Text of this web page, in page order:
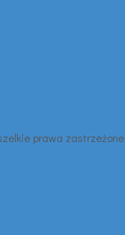
prawa zastrzeżone